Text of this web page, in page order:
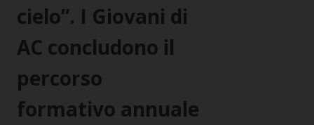
cielo”. I Giovani di
AC concludono il
percorso
formativo annuale